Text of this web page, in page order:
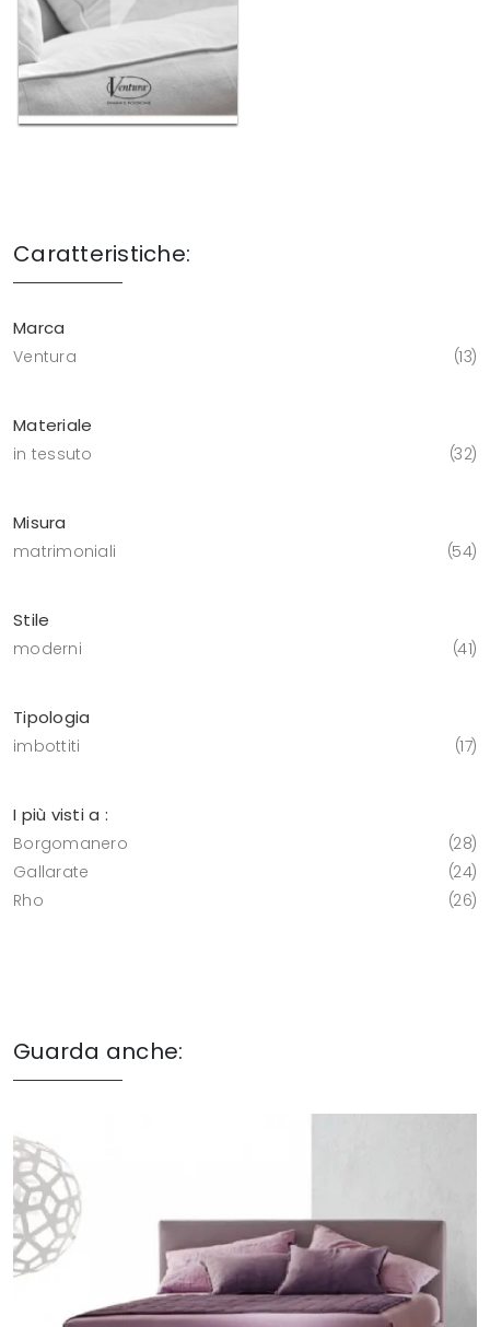
Caratteristiche:
Marca
Ventura 13
Materiale
in tessuto 32
Misura
matrimoniali 54
Stile
moderni 41
Tipologia
imbottiti 17
I più visti a :
Borgomanero
28
Gallarate
24
Rho
26
Guarda anche: